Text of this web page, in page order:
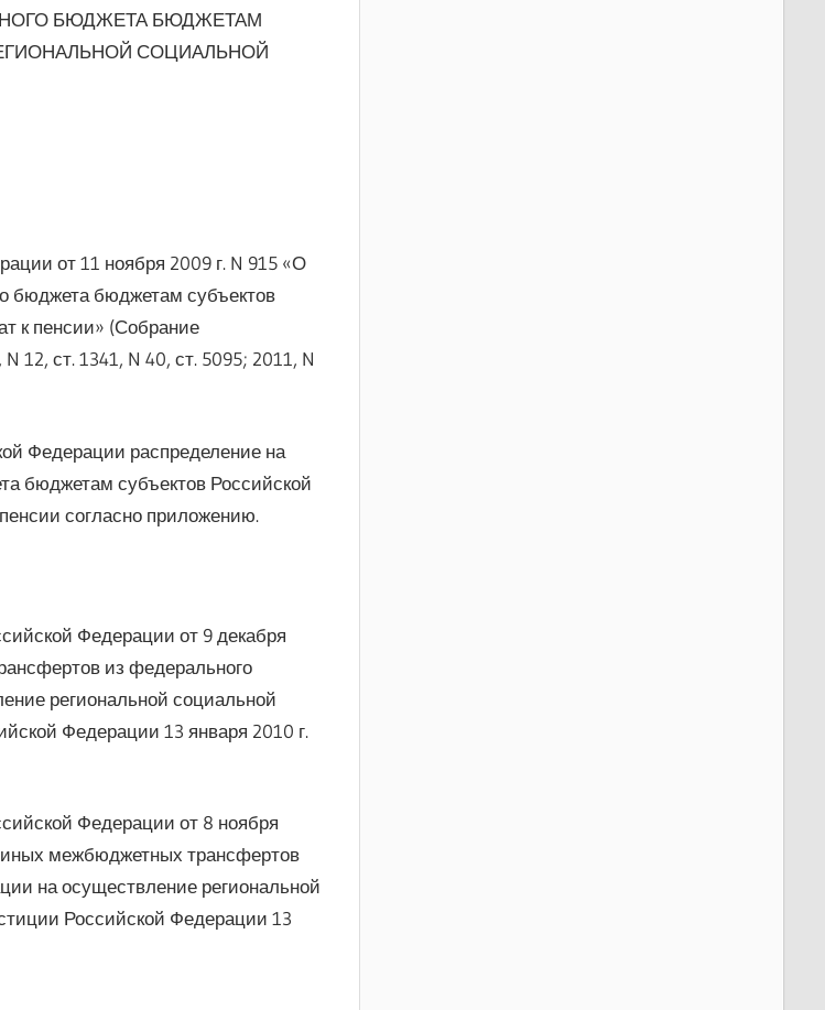
БЮДЖЕТА БЮДЖЕТАМ
СОЦИАЛЬНОЙ
от 11 ноября 2009 г. N 915 «О
бюджета бюджетам субъектов
к пенсии» (Собрание
12, ст. 1341, N 40, ст. 5095; 2011, N
Федерации распределение на
бюджетам субъектов Российской
согласно приложению.
Федерации от 9 декабря
из федерального
региональной социальной
Федерации 13 января 2010 г.
Федерации от 8 ноября
иных межбюджетных трансфертов
на осуществление региональной
Российской Федерации 13